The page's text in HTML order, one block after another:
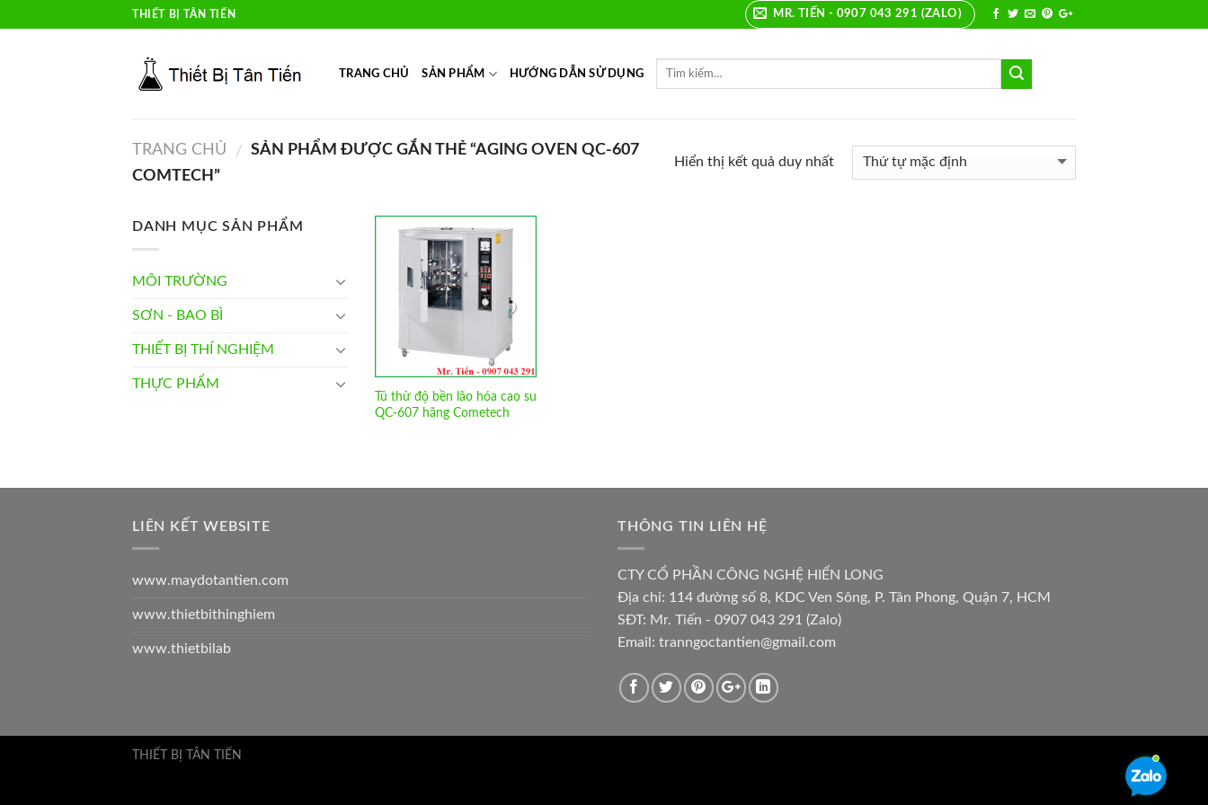
to
THIẾT BỊ TÂN TIẾN MR. TIẾN - 0907 043 291 (ZALO)
TRANG CHỦ SẢN PHẨM HƯỚNG DẪN SỬ DỤNG
TRANG CHỦ / SẢN PHẨM ĐƯỢC GẮN THẺ “AGING OVEN QC-607
COMTECH”
Hiển thị kết quả duy nhất
DANH MỤC SẢN PHẨM
MÔI TRƯỜNG
SƠN - BAO BÌ
THIẾT BỊ THÍ NGHIỆM
THỰC PHẨM
Add to
Wishlist
Tủ thử độ bền lão hóa cao su
QC-607 hãng Cometech
LIÊN KẾT WEBSITE
www.maydotantien.com
www.thietbithinghiem
www.thietbilab
THÔNG TIN LIÊN HỆ
CTY CỔ PHẦN CÔNG NGHỆ HIỂN LONG
Địa chỉ: 114 đường số 8, KDC Ven Sông, P. Tân Phong, Quận 7, HCM
SĐT: Mr. Tiến - 0907 043 291 (Zalo)
Email: tranngoctantien@gmail.com
THIẾT BỊ TÂN TIẾN